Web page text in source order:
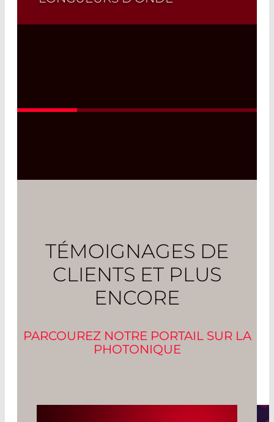
TÉMOIGNAGES DE
CLIENTS ET PLUS
ENCORE
PARCOUREZ NOTRE PORTAIL SUR LA
PHOTONIQUE